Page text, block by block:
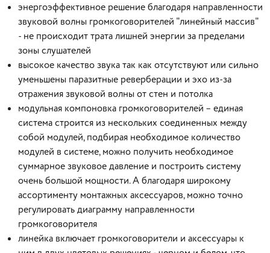
энергоэффективное решение благодаря направленности
звуковой волны громкоговорителей "линейный массив"
- не происходит трата лишней энергии за пределами
зоны слушателей
высокое качество звука так как отсутствуют или сильно
уменьшены паразитные реверберации и эхо из-за
отражения звуковой волны от стен и потолка
модульная компоновка громкоговорителей – единая
система строится из нескольких соединенных между
собой модулей, подбирая необходимое количество
модулей в системе, можно получить необходимое
суммарное звуковое давление и построить систему
очень большой мощности. А благодаря широкому
ассортименту монтажных аксессуаров, можно точно
регулировать диаграмму направленности
громкоговорителя
линейка включает громкоговорители и аксессуары к